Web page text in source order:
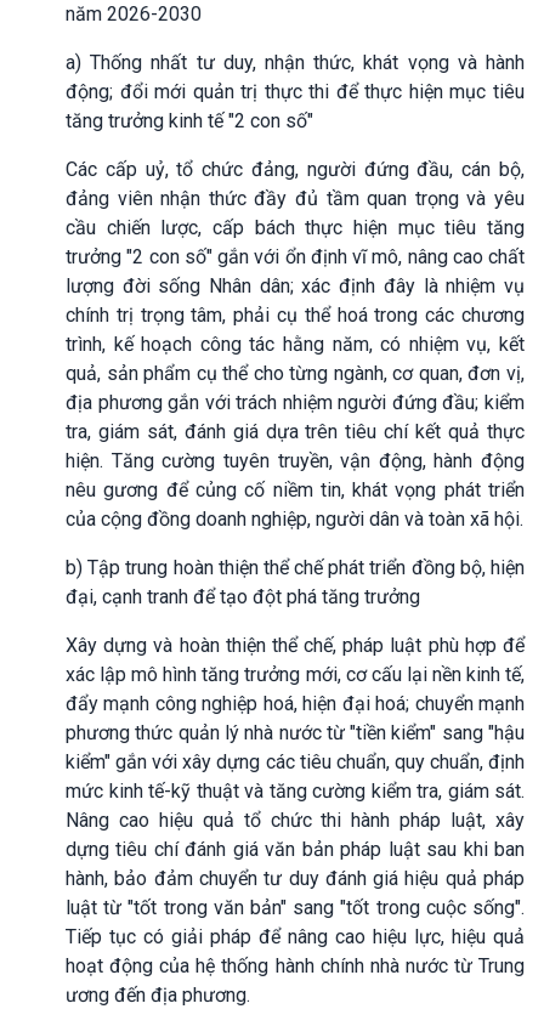
năm 2026-2030
a) Thống nhất tư duy, nhận thức, khát vọng và hành
động; đổi mới quản trị thực thi để thực hiện mục tiêu
tăng trưởng kinh tế "2 con số"
Các cấp uỷ, tổ chức đảng, người đứng đầu, cán bộ,
đảng viên nhận thức đầy đủ tầm quan trọng và yêu
cầu chiến lược, cấp bách thực hiện mục tiêu tăng
trưởng "2 con số" gắn với ổn định vĩ mô, nâng cao chất
lượng đời sống Nhân dân; xác định đây là nhiệm vụ
chính trị trọng tâm, phải cụ thể hoá trong các chương
trình, kế hoạch công tác hằng năm, có nhiệm vụ, kết
quả, sản phẩm cụ thể cho từng ngành, cơ quan, đơn vị,
địa phương gắn với trách nhiệm người đứng đầu; kiểm
tra, giám sát, đánh giá dựa trên tiêu chí kết quả thực
hiện. Tăng cường tuyên truyền, vận động, hành động
nêu gương để củng cố niềm tin, khát vọng phát triển
của cộng đồng doanh nghiệp, người dân và toàn xã hội.
b) Tập trung hoàn thiện thể chế phát triển đồng bộ, hiện
đại, cạnh tranh để tạo đột phá tăng trưởng
Xây dựng và hoàn thiện thể chế, pháp luật phù hợp để
xác lập mô hình tăng trưởng mới, cơ cấu lại nền kinh tế,
đẩy mạnh công nghiệp hoá, hiện đại hoá; chuyển mạnh
phương thức quản lý nhà nước từ "tiền kiểm" sang "hậu
kiểm" gắn với xây dựng các tiêu chuẩn, quy chuẩn, định
mức kinh tế-kỹ thuật và tăng cường kiểm tra, giám sát.
Nâng cao hiệu quả tổ chức thi hành pháp luật, xây
dựng tiêu chí đánh giá văn bản pháp luật sau khi ban
hành, bảo đảm chuyển tư duy đánh giá hiệu quả pháp
luật từ "tốt trong văn bản" sang "tốt trong cuộc sống".
Tiếp tục có giải pháp để nâng cao hiệu lực, hiệu quả
hoạt động của hệ thống hành chính nhà nước từ Trung
ương đến địa phương.